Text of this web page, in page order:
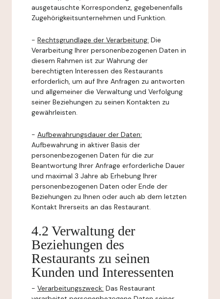
ausgetauschte Korrespondenz, gegebenenfalls
Zugehörigkeitsunternehmen und Funktion.
- Rechtsgrundlage der Verarbeitung: Die
Verarbeitung Ihrer personenbezogenen Daten in
diesem Rahmen ist zur Wahrung der
berechtigten Interessen des Restaurants
erforderlich, um auf Ihre Anfragen zu antworten
und allgemeiner die Verwaltung und Verfolgung
seiner Beziehungen zu seinen Kontakten zu
gewährleisten.
- Aufbewahrungsdauer der Daten:
Aufbewahrung in aktiver Basis der
personenbezogenen Daten für die zur
Beantwortung Ihrer Anfrage erforderliche Dauer
und maximal 3 Jahre ab Erhebung Ihrer
personenbezogenen Daten oder Ende der
Beziehungen zu Ihnen oder auch ab dem letzten
Kontakt Ihrerseits an das Restaurant.
4.2 Verwaltung der
Beziehungen des
Restaurants zu seinen
Kunden und Interessenten
- Verarbeitungszweck: Das Restaurant